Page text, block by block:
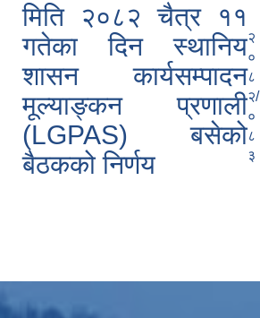
मिति २०८२ चैत्र ११
गतेका दिन स्थानिय
शासन कार्यसम्पादन
मूल्याङ्कन प्रणाली
(LGPAS) बसेको
बैठकको निर्णय
२
०
८
२/
०
८
३